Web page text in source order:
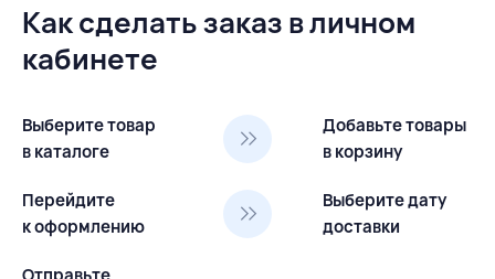
Как сделать заказ в личном
кабинете
Выберите товар
в каталоге
Добавьте товары
в корзину
Перейдите
к оформлению
Выберите дату
доставки